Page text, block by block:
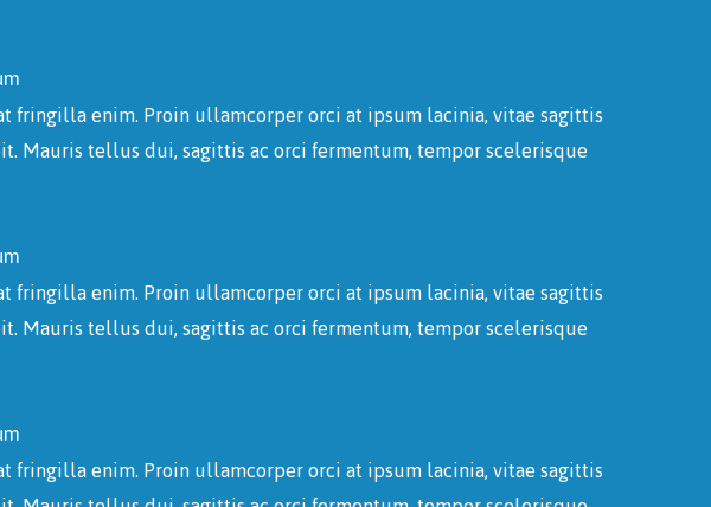
fringilla enim. Proin ullamcorper orci at ipsum lacinia, vitae sagittis
Mauris tellus dui, sagittis ac orci fermentum, tempor scelerisque
fringilla enim. Proin ullamcorper orci at ipsum lacinia, vitae sagittis
Mauris tellus dui, sagittis ac orci fermentum, tempor scelerisque
fringilla enim. Proin ullamcorper orci at ipsum lacinia, vitae sagittis